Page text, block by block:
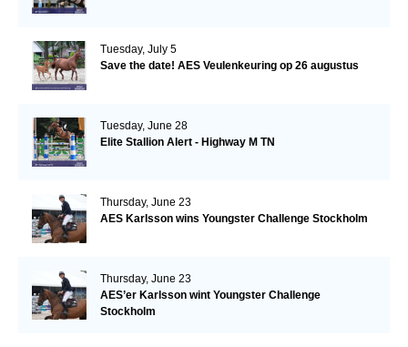
Tuesday, July 5
Save the date! AES Veulenkeuring op 26 augustus
Tuesday, June 28
Elite Stallion Alert - Highway M TN
Thursday, June 23
AES Karlsson wins Youngster Challenge Stockholm
Thursday, June 23
AES’er Karlsson wint Youngster Challenge
Stockholm